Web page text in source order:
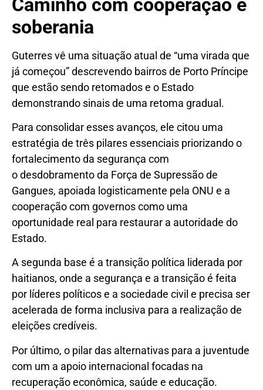
soberania
Guterres vê uma situação atual de “uma virada que
já começou” descrevendo bairros de Porto Príncipe
que estão sendo retomados e o Estado
demonstrando sinais de uma retoma gradual.
Para consolidar esses avanços, ele citou uma
estratégia de três pilares essenciais priorizando o
fortalecimento da segurança com
odesdobramento da Força de Supressão de
Gangues, apoiada logisticamente pela ONU e a
cooperação com governos como uma
oportunidade real para restaurar a autoridade do
Estado.
A segunda base é a transição política liderada por
haitianos, onde a segurança e a transição é feita
por líderes políticos e a sociedade civil e precisa ser
acelerada de forma inclusiva para a realização de
eleições credíveis.
Por último, o pilar das alternativas para a juventude
com um a apoio internacional focadas na
recuperação econômica, saúde e educação.